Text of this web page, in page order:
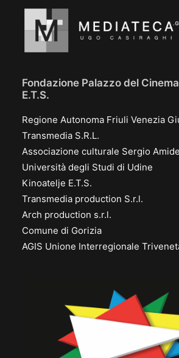
Fondazione Palazzo del
E.T.S.
Regione Autonoma Friuli Venezia
Transmedia S.R.L.
Associazione culturale Sergio
Università degli Studi di Udine
Kinoatelje E.T.S.
Transmedia production S.r.l.
Arch production s.r.l.
Comune di Gorizia
AGIS Unione Interregionale